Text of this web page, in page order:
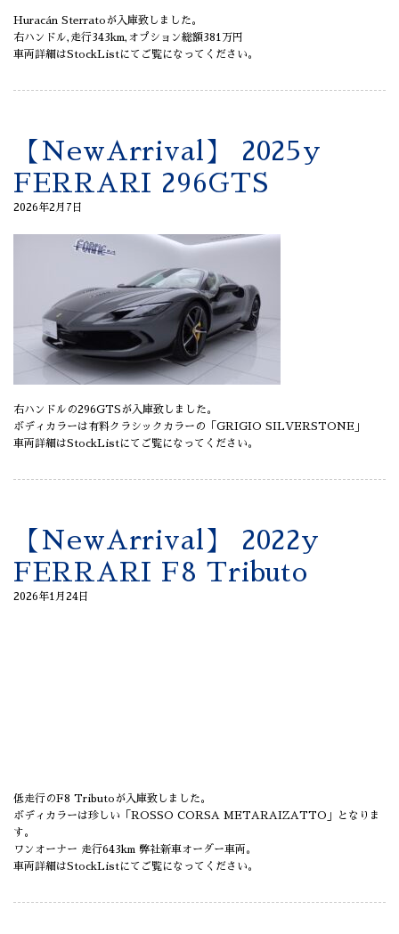
Huracán Sterratoが入庫致しました。
右ハンドル,走行343km,オプション総額381万円
車両詳細はStockListにてご覧になってください。
【NewArrival】 2025y
FERRARI 296GTS
2026年2月7日
右ハンドルの296GTSが入庫致しました。
ボディカラーは有料クラシックカラーの「GRIGIO SILVERSTONE」
車両詳細はStockListにてご覧になってください。
【NewArrival】 2022y
FERRARI F8 Tributo
2026年1月24日
低走行のF8 Tributoが入庫致しました。
ボディカラーは珍しい「ROSSO CORSA METARAIZATTO」となりま
す。
ワンオーナー 走行643km 弊社新車オーダー車両。
車両詳細はStockListにてご覧になってください。